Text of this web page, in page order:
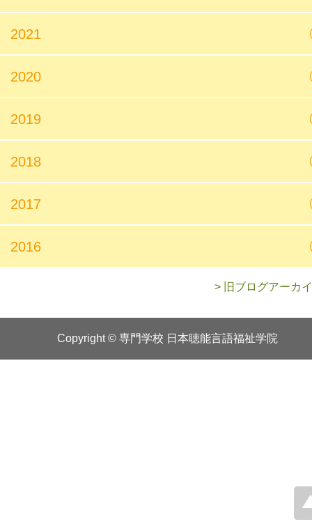
2021
2020
2019
2018
2017
2016
> 旧ブログアーカ
Copyright © 専門学校 日本聴能言語福祉学院